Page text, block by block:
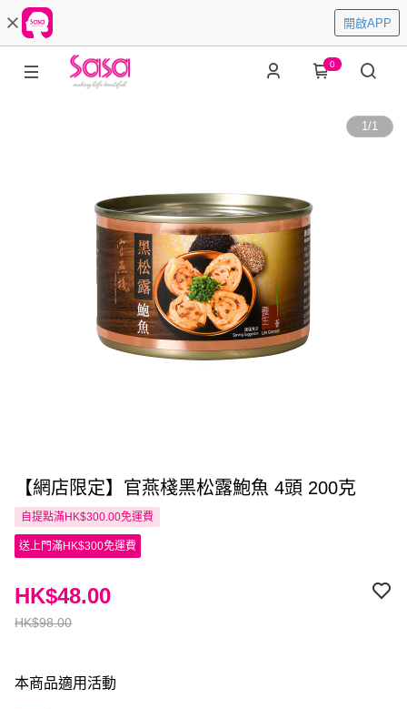
開啟APP
0
1/1
【網店限定】官燕棧黑松露鮑魚 4頭 200克
自提點滿HK$300.00免運費
送上門滿HK$300免運費
HK$98.00
HK$48.00
本商品適用活動